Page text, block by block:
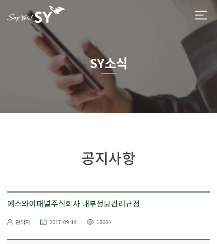
SY소식
공지사항
에스와이패널주식회사 내부정보관리규정
관리자 2017-09-14 18604